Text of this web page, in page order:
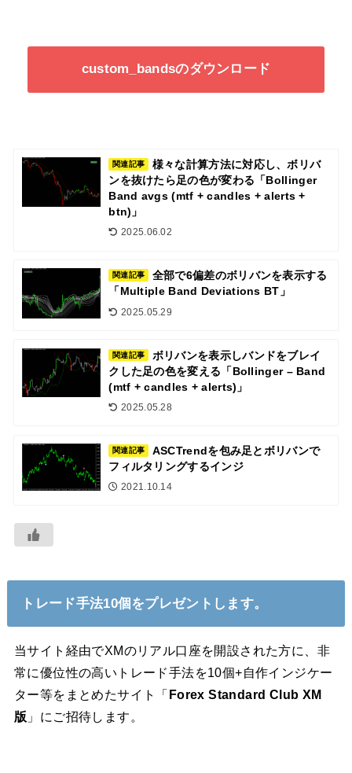
custom_bandsのダウンロード
関連記事
様々な計算方法に対応し、ボリバ
ンを抜けたら足の色が変わる「Bollinger
Band avgs (mtf + candles + alerts +
btn)」
2025.06.02
関連記事
全部で6偏差のボリバンを表示する
「Multiple Band Deviations BT」
2025.05.29
関連記事
ボリバンを表示しバンドをブレイ
クした足の色を変える「Bollinger – Band
(mtf + candles + alerts)」
2025.05.28
関連記事
ASCTrendを包み足とボリバンで
フィルタリングするインジ
2021.10.14
トレード手法10個をプレゼントします。
当サイト経由でXMのリアル口座を開設された方に、非
常に優位性の高いトレード手法を10個+自作インジケー
ター等をまとめたサイト「 Forex Standard Club XM
版 」にご招待します。